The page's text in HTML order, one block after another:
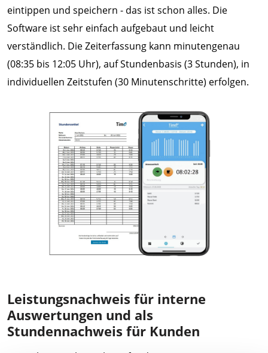
eintippen und speichern - das ist schon alles. Die
Software ist sehr einfach aufgebaut und leicht
verständlich. Die Zeiterfassung kann minutengenau
(08:35 bis 12:05 Uhr), auf Stundenbasis (3 Stunden), in
individuellen Zeitstufen (30 Minutenschritte) erfolgen.
Leistungsnachweis für interne
Auswertungen und als
Stundennachweis für Kunden